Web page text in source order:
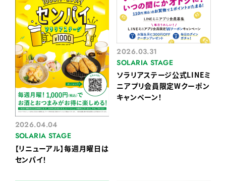
2026.04.04
SOLARIA STAGE
【リニューアル】毎週月曜日は
センパイ！
2026.03.31
SOLARIA STAGE
ソラリアステージ公式LINEミ
ニアプリ会員限定Wクーポン
キャンペーン！